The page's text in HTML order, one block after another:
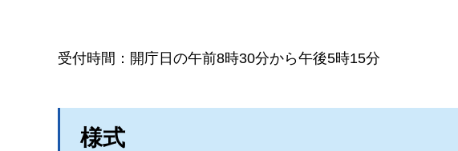
受付時間： 開庁日の午前8時30分から午後5時15分
様式